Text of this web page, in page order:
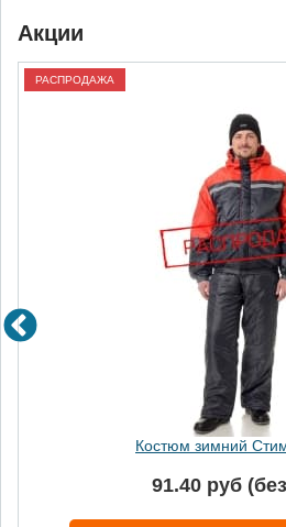
Акции
РАСПРОДАЖА
Костюм зимний
91.40 руб